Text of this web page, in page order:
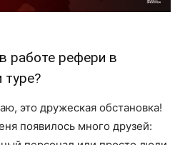
работе рефери в
это дружеская обстановка!
появилось много друзей: